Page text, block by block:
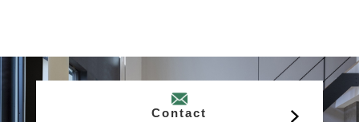
Contact